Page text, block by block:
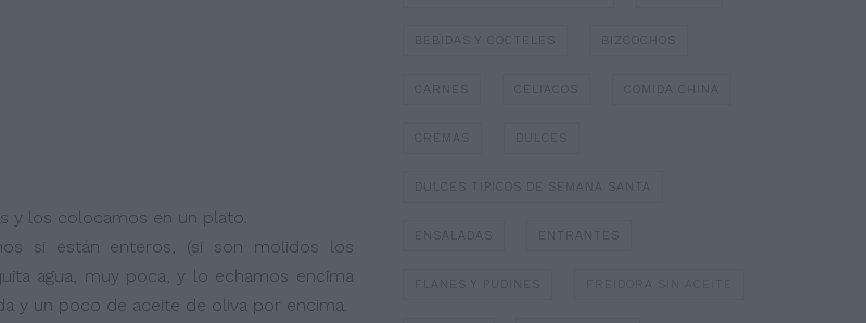
y los colocamos en un plato.
si están enteros, (si son molidos los
agua, muy poca, y lo echamos encima
y un poco de aceite de oliva por encima.
BEBIDAS Y CÓCTELES BIZCOCHOS
CARNES CELIACOS COMIDA CHINA
CREMAS
DULCES TIPICOS DE SEMANA SANTA
ENSALADAS ENTRANTES
FLANES Y PUDINES FREIDORA SIN ACEITE